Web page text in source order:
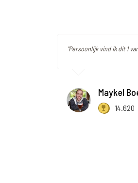
"Persoonlijk vind ik dit 1
Maykel
14.620